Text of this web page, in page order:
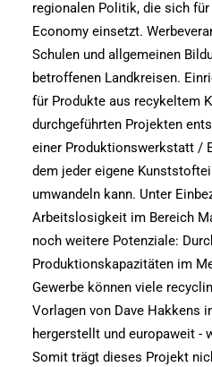
regionalen Politik, die sich
Economy einsetzt.
Schulen und allgemeinen
betroffenen Landkreisen.
für Produkte aus recykeltem
durchgeführten Projekten
einer Produktionswerkstatt /
dem jeder eigene
umwandeln kann. Unter
Arbeitslosigkeit im Bereich
noch weitere Potenziale:
Produktionskapazitäten im
Gewerbe können viele
Vorlagen von Dave Hakkens
hergerstellt und europaweit -
Somit trägt dieses Projekt